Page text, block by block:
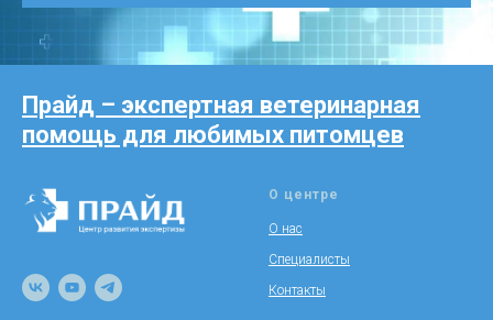
Прайд – экспертная ветеринарная
помощь для любимых питомцев
О центре
О нас
Специалисты
Контакты